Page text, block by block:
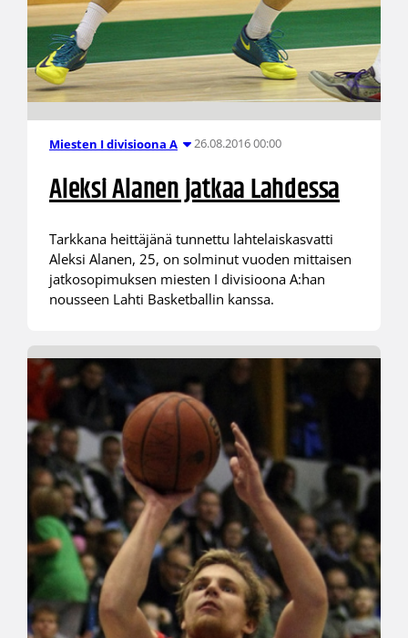
Miesten I divisioona A 26.08.2016 00:00
Aleksi Alanen jatkaa Lahdessa
Tarkkana heittäjänä tunnettu lahtelaiskasvatti
Aleksi Alanen, 25, on solminut vuoden mittaisen
jatkosopimuksen miesten I divisioona A:han
nousseen Lahti Basketballin kanssa.